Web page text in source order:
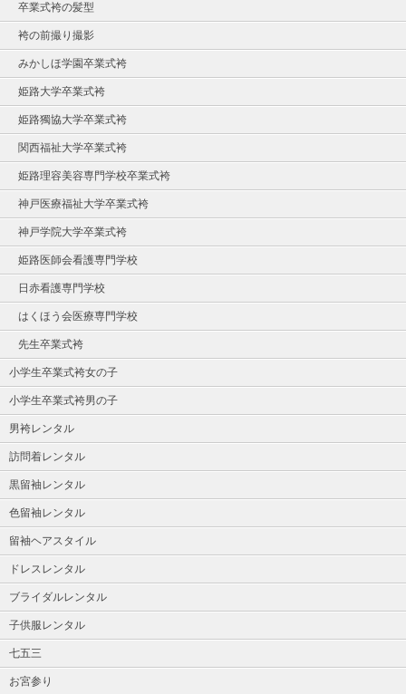
卒業式袴の髪型
袴の前撮り撮影
みかしほ学園卒業式袴
姫路大学卒業式袴
姫路獨協大学卒業式袴
関西福祉大学卒業式袴
姫路理容美容専門学校卒業式袴
神戸医療福祉大学卒業式袴
神戸学院大学卒業式袴
姫路医師会看護専門学校
日赤看護専門学校
はくほう会医療専門学校
先生卒業式袴
小学生卒業式袴女の子
小学生卒業式袴男の子
男袴レンタル
訪問着レンタル
黒留袖レンタル
色留袖レンタル
留袖ヘアスタイル
ドレスレンタル
ブライダルレンタル
子供服レンタル
七五三
お宮参り